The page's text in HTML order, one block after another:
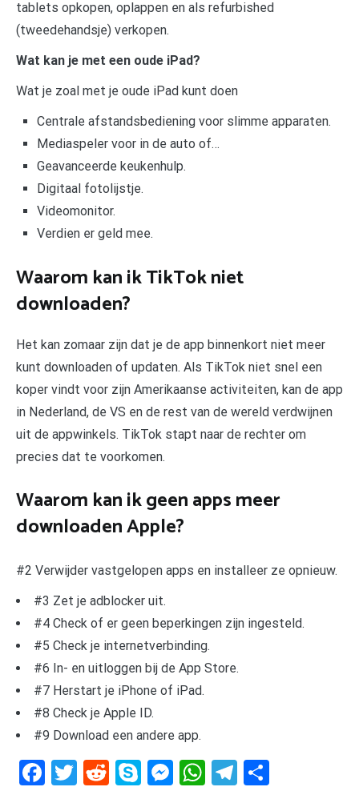
tablets opkopen, oplappen en als refurbished
(tweedehandsje) verkopen.
Wat kan je met een oude iPad?
Wat je zoal met je oude iPad kunt doen
Centrale afstandsbediening voor slimme apparaten.
Mediaspeler voor in de auto of…
Geavanceerde keukenhulp.
Digitaal fotolijstje.
Videomonitor.
Verdien er geld mee.
Waarom kan ik TikTok niet
downloaden?
Het kan zomaar zijn dat je de app binnenkort niet meer
kunt downloaden of updaten. Als TikTok niet snel een
koper vindt voor zijn Amerikaanse activiteiten, kan de app
in Nederland, de VS en de rest van de wereld verdwijnen
uit de appwinkels. TikTok stapt naar de rechter om
precies dat te voorkomen.
Waarom kan ik geen apps meer
downloaden Apple?
#2 Verwijder vastgelopen apps en installeer ze opnieuw.
#3 Zet je adblocker uit.
#4 Check of er geen beperkingen zijn ingesteld.
#5 Check je internetverbinding.
#6 In- en uitloggen bij de App Store.
#7 Herstart je iPhone of iPad.
#8 Check je Apple ID.
#9 Download een andere app.
Facebook
Twitter
RedditSkypeMessenger
WhatsApp
Telegram